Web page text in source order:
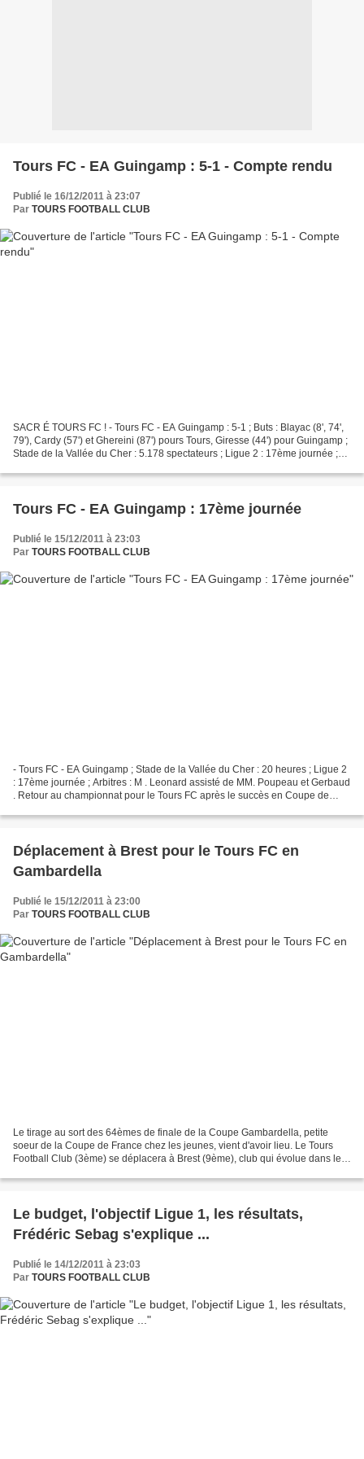
Tours FC - EA Guingamp : 5-1 - Compte rendu
Publié le 16/12/2011 à 23:07
Par TOURS FOOTBALL CLUB
SACR É TOURS FC ! - Tours FC - EA Guingamp : 5-1 ; Buts : Blayac (8', 74',
79'), Cardy (57') et Ghereini (87') pours Tours, Giresse (44') pour Guingamp ;
Stade de la Vallée du Cher : 5.178 spectateurs ; Ligue 2 : 17ème journée ;
Tours FC - EA Guingamp : 17ème journée
Publié le 15/12/2011 à 23:03
Par TOURS FOOTBALL CLUB
- Tours FC - EA Guingamp ; Stade de la Vallée du Cher : 20 heures ; Ligue 2
: 17ème journée ; Arbitres : M . Leonard assisté de MM. Poupeau et Gerbaud
. Retour au championnat pour le Tours FC après le succès en Coupe de
Déplacement à Brest pour le Tours FC en
Gambardella
Publié le 15/12/2011 à 23:00
Par TOURS FOOTBALL CLUB
Le tirage au sort des 64èmes de finale de la Coupe Gambardella, petite
soeur de la Coupe de France chez les jeunes, vient d'avoir lieu. Le Tours
Football Club (3ème) se déplacera à Brest (9ème), club qui évolue dans le
Le budget, l'objectif Ligue 1, les résultats,
Frédéric Sebag s'explique ...
Publié le 14/12/2011 à 23:03
Par TOURS FOOTBALL CLUB